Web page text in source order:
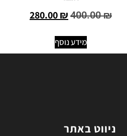
400.00₪
280.00₪
מידע נוסף
ניווט באתר